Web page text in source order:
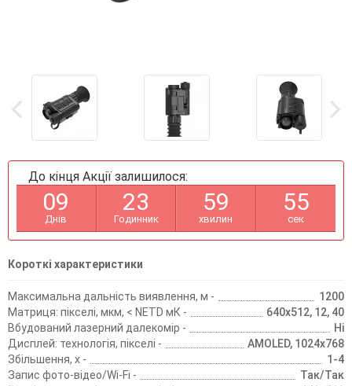
До кінця Акції залишилося:
09
Днів
23
Годинник
59
хвилин
55
сек
Короткі характеристики
Максимальна дальність виявлення, м -
1200
Матриця: пікселі, мкм, < NETD мК -
640x512, 12, 40
Вбудований лазерний далекомір -
Ні
Дисплей: технологія, пікселі -
AMOLED, 1024x768
Збільшення, х -
1-4
Запис фото-відео/Wi-Fi -
Так/Так